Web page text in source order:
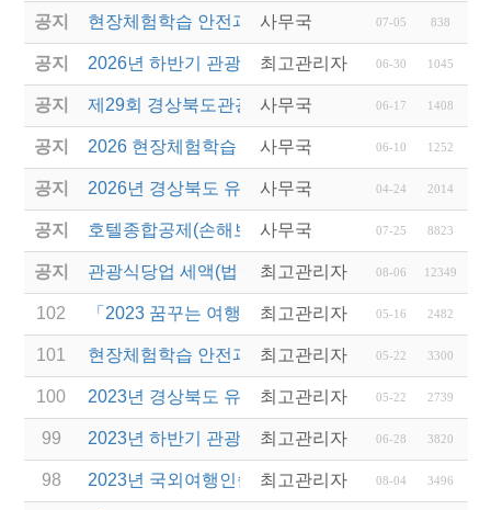
공지 현장체험학습 안전과정(신규/재강습) 안내
사무국 07-05 838
공지 2026년 하반기 관광진흥개발기금 융자 시행 안내
최고관리자 06-30 1045
공지 제29회 경상북도관광기념품공모전 개최
사무국 06-17 1408
공지 2026 현장체험학습 안전과정(신규.재강습)
사무국 06-10 1252
공지 2026년 경상북도 유니크베뉴를 활용한 MICE행사
사무국 04-24 2014
공지 호텔종합공제(손해보험) 서비스 안내
사무국 07-25 8823
공지 관광식당업 세액(법인세 및 소득세)감면 제도 안내
최고관리자 08-06 12349
102 「2023 꿈꾸는 여행자」 경북(포항)1기 과정 운영
최고관리자 05-16 2482
101 현장체험학습 안전과정(신규⋅재강습) 교육 실시 안내
최고관리자 05-22 3300
100 2023년 경상북도 유니크베뉴를 활용한 MICE행사
최고관리자 05-22 2739
99 2023년 하반기 관광진흥개발기금 융자시행 안내
최고관리자 06-28 3820
98 2023년 국외여행인솔자(T/C) 4차 소양교육 안내
최고관리자 08-04 3496